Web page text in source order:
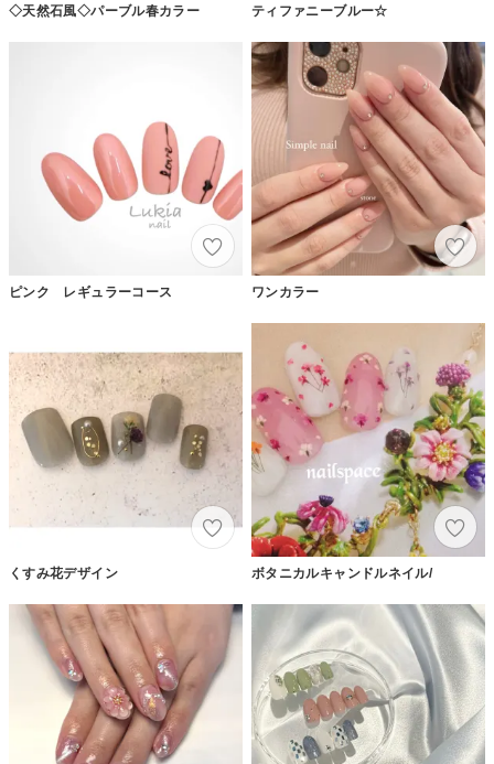
◇天然石風◇パーブル春カラー ティファニーブルー☆
ピンク レギュラーコース ワンカラー
くすみ花デザイン ボタニカルキャンドルネイル/